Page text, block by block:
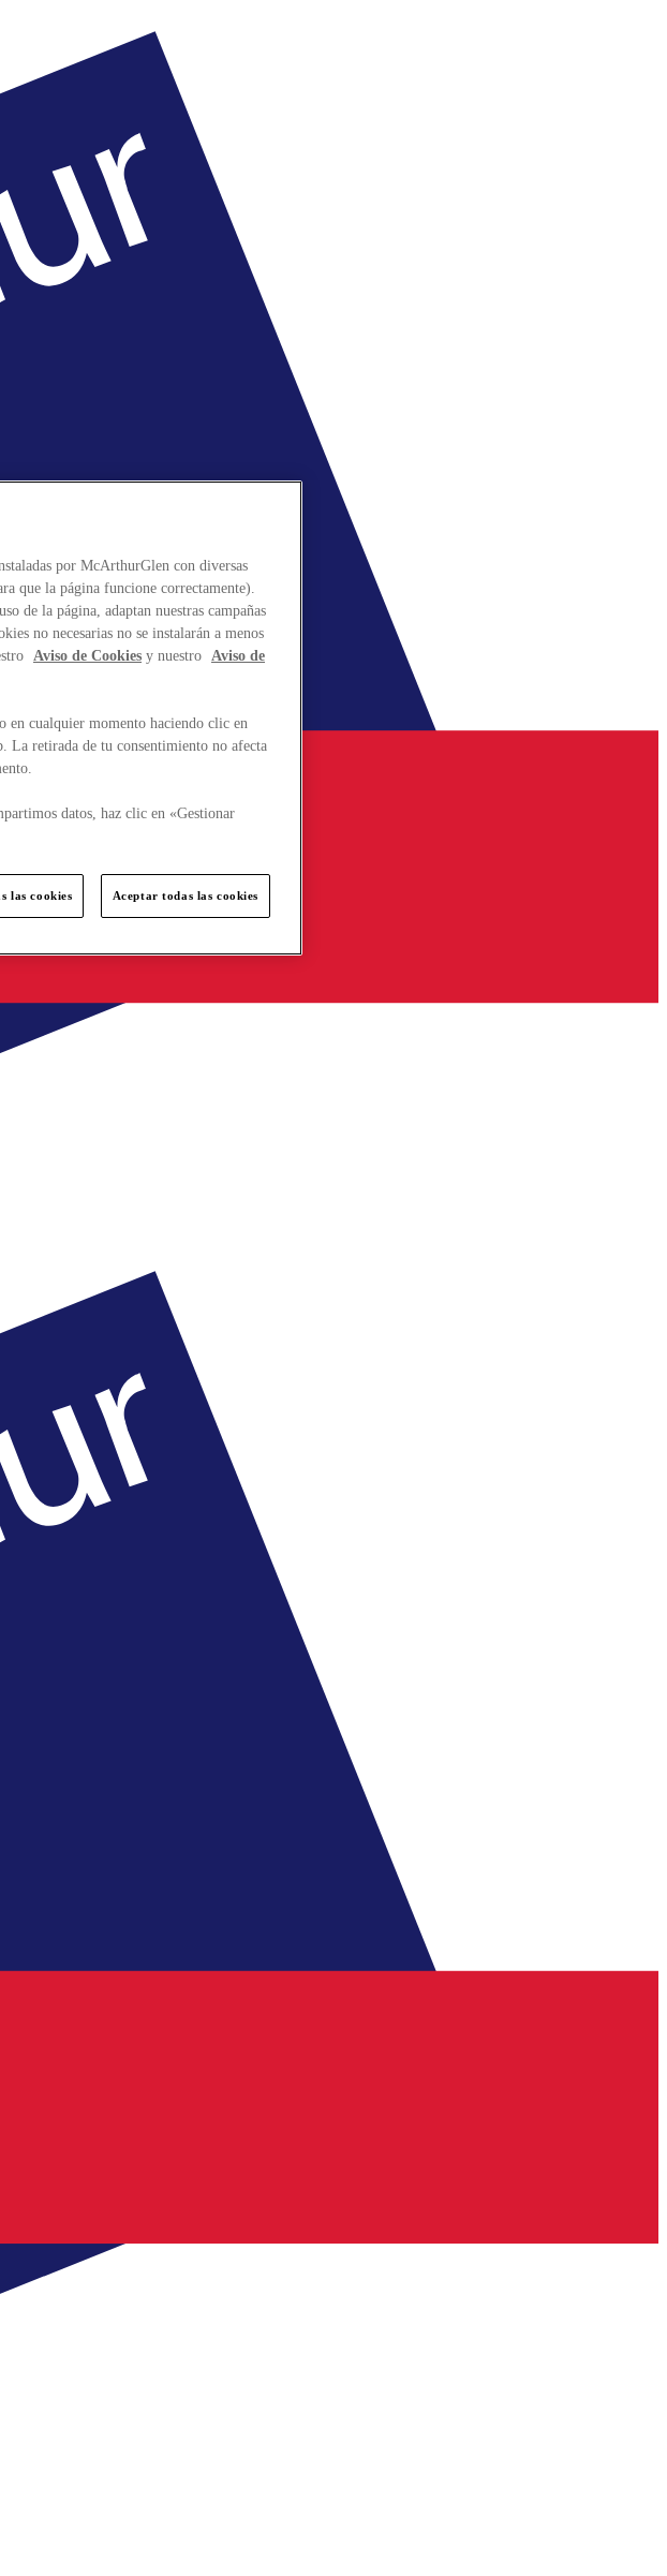
por McArthurGlen con diversas
que la página funcione correctamente).
de la página, adaptan nuestras campañas
no necesarias no se instalarán a menos
Aviso de Cookies y nuestro Aviso de
en cualquier momento haciendo clic en
La retirada de tu consentimiento no afecta
datos, haz clic en «Gestionar
las cookies Aceptar todas las cookies